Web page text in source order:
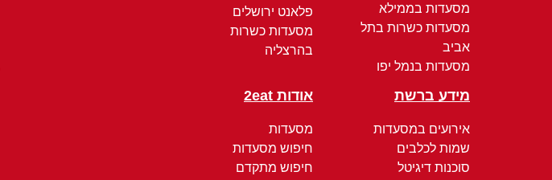
מסעדות בממילא
מסעדות כשרות בתל
אביב
מסעדות בנמל יפו
פלאנט ירושלים
מסעדות כשרות
בהרצליה
מידע ברשת
אירועים במסעדות
שמות לכלבים
סוכנות דיגיטל
אודות 2eat
מסעדות
חיפוש מסעדות
חיפוש מתקדם